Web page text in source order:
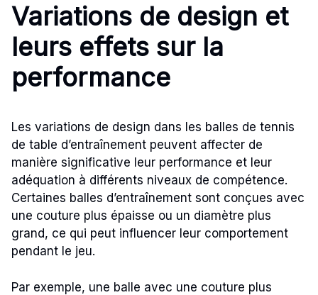
Variations de design et
leurs effets sur la
performance
Les variations de design dans les balles de tennis
de table d’entraînement peuvent affecter de
manière significative leur performance et leur
adéquation à différents niveaux de compétence.
Certaines balles d’entraînement sont conçues avec
une couture plus épaisse ou un diamètre plus
grand, ce qui peut influencer leur comportement
pendant le jeu.
Par exemple, une balle avec une couture plus